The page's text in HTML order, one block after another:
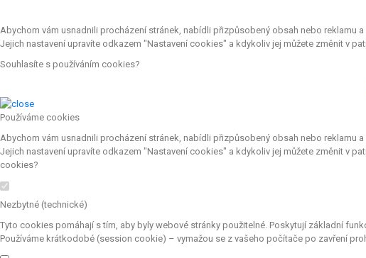
Abychom vám usnadnili procházení stránek, nabídli přizpůsobený obsah nebo reklamu
Jejich nastavení upravíte odkazem "Nastavení cookies" a kdykoliv jej můžete změnit v
Souhlasíte s používáním cookies?
Používáme cookies
Abychom vám usnadnili procházení stránek, nabídli přizpůsobený obsah nebo reklamu
Jejich nastavení upravíte odkazem "Nastavení cookies" a kdykoliv jej můžete změnit v
cookies?
Nezbytné (technické)
Tyto cookies pomáhají s tím, aby byly webové stránky použitelné. Poskytují základní
Používáme krátkodobé (session cookie) – vymažou se z vašeho počítače po zavření